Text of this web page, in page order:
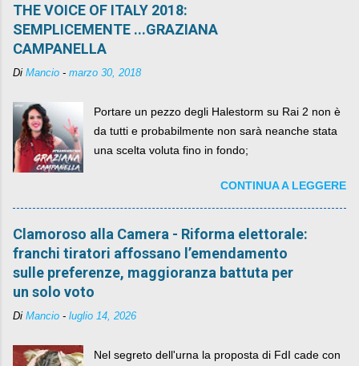
THE VOICE OF ITALY 2018:
SEMPLICEMENTE ...GRAZIANA
CAMPANELLA
Di Mancio - marzo 30, 2018
Portare un pezzo degli Halestorm su Rai 2 non è
da tutti e probabilmente non sarà neanche stata
una scelta voluta fino in fondo;
CONTINUA A LEGGERE
Clamoroso alla Camera - Riforma elettorale:
franchi tiratori affossano l’emendamento
sulle preferenze, maggioranza battuta per
un solo voto
Di Mancio - luglio 14, 2026
Nel segreto dell'urna la proposta di FdI cade con